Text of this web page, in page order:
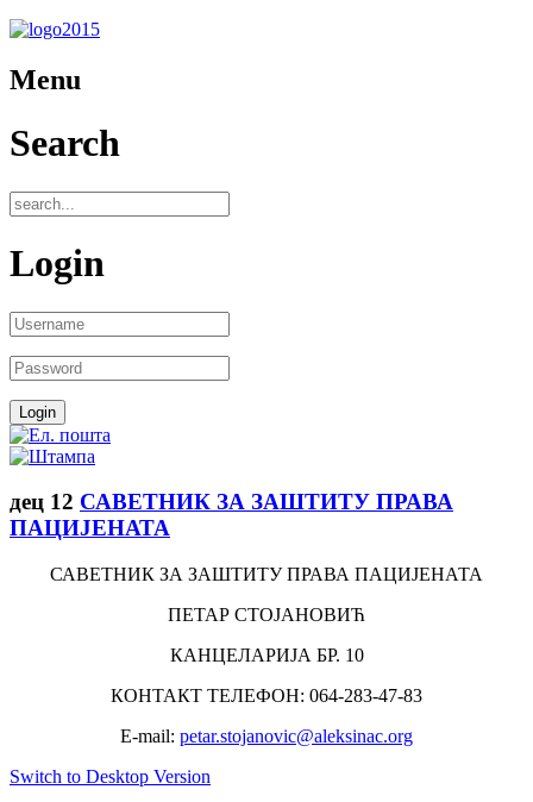
Menu
Search
Login
дец 12 САВЕТНИК ЗА ЗАШТИТУ ПРАВА
ПАЦИЈЕНАТА
САВЕТНИК ЗА ЗАШТИТУ ПРАВА ПАЦИЈЕНАТА
ПЕТАР СТОЈАНОВИЋ
КАНЦЕЛАРИЈА БР. 10
КОНТАКТ ТЕЛЕФОН: 064-283-47-83
Е-mail: petar.stojanovic@aleksinac.org
Switch to Desktop Version